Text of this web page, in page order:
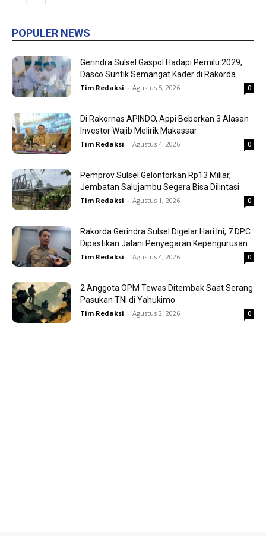
POPULER NEWS
Gerindra Sulsel Gaspol Hadapi Pemilu 2029,
Dasco Suntik Semangat Kader di Rakorda
Tim Redaksi - Agustus 5, 2026 0
Di Rakornas APINDO, Appi Beberkan 3 Alasan
Investor Wajib Melirik Makassar
Tim Redaksi - Agustus 4, 2026 0
Pemprov Sulsel Gelontorkan Rp13 Miliar,
Jembatan Salujambu Segera Bisa Dilintasi
Tim Redaksi - Agustus 1, 2026 0
Rakorda Gerindra Sulsel Digelar Hari Ini, 7 DPC
Dipastikan Jalani Penyegaran Kepengurusan
Tim Redaksi - Agustus 4, 2026 0
2 Anggota OPM Tewas Ditembak Saat Serang
Pasukan TNI di Yahukimo
Tim Redaksi - Agustus 2, 2026 0